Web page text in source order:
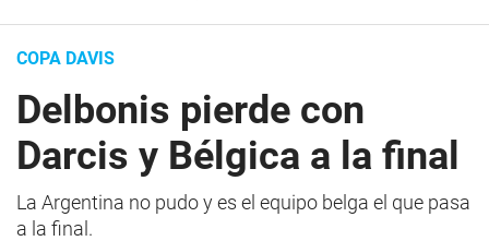
COPA DAVIS
Delbonis pierde con
Darcis y Bélgica a la final
La Argentina no pudo y es el equipo belga el que pasa
a la final.